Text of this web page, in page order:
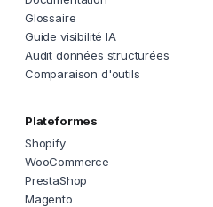
Glossaire
Guide visibilité IA
Audit données structurées
Comparaison d'outils
Plateformes
Shopify
WooCommerce
PrestaShop
Magento